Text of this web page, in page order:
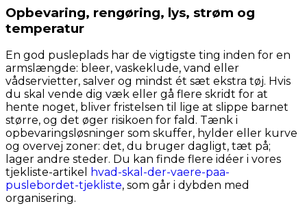
Opbevaring, rengøring, lys, strøm og
temperatur
En god pusleplads har de vigtigste ting inden for en
armslængde: bleer, vaskeklude, vand eller
vådservietter, salver og mindst ét sæt ekstra tøj. Hvis
du skal vende dig væk eller gå flere skridt for at
hente noget, bliver fristelsen til lige at slippe barnet
større, og det øger risikoen for fald. Tænk i
opbevaringsløsninger som skuffer, hylder eller kurve
og overvej zoner: det, du bruger dagligt, tæt på;
lager andre steder. Du kan finde flere idéer i vores
tjekliste-artikel
hvad-skal-der-vaere-paa-
puslebordet-tjekliste, som går i dybden med
organisering.